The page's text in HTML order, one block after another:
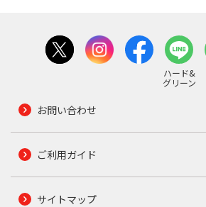
ハード&
グリーン
お問い合わせ
ご利用ガイド
サイトマップ